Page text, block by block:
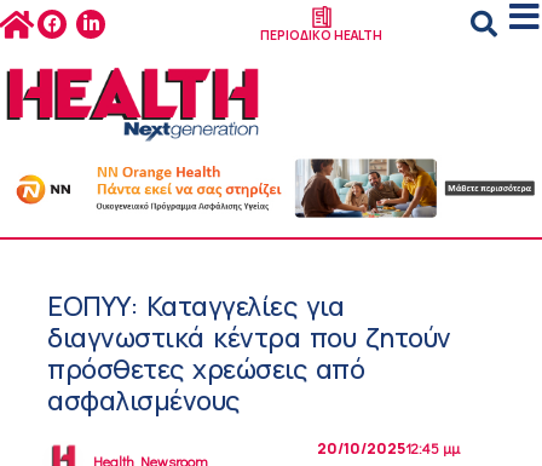
ΠΕΡΙΟΔΙΚΟ HEALTH
ΕΟΠΥΥ: Καταγγελίες για
διαγνωστικά κέντρα που ζητούν
πρόσθετες χρεώσεις από
ασφαλισμένους
Health Newsroom
20/10/202512:45 μμ